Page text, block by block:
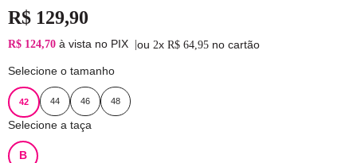
R$ 129,90
R$ 124,70 à vista no PIX |ou 2x R$ 64 95 no cartão
Selecione o tamanho
42 44 46 48
Selecione a taça
B